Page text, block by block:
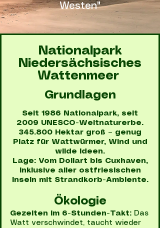
Westen"
Nationalpark
Niedersächsisches
Wattenmeer
Grundlagen
Seit 1986 Nationalpark, seit
2009 UNESCO-Weltnaturerbe.
345.800 Hektar groß – genug
Platz für Wattwürmer, Wind und
wilde Ideen.
Lage: Vom Dollart bis Cuxhaven,
inklusive aller ostfriesischen
Inseln mit Strandkorb-Ambiente.
Ökologie
Gezeiten im 6-Stunden-Takt: Das
Watt verschwindet, taucht wieder